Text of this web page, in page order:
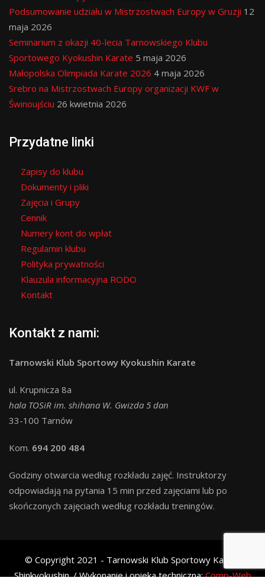
Podsumowanie udziału w Mistrzostwach Europy w Gruzji 12
maja 2026
Seminarium z okazji 40-lecia Tarnowskiego Klubu
Sportowego Kyokushin Karate 5 maja 2026
Małopolska Olimpiada Karate 2026 4 maja 2026
Srebro na Mistrzostwach Europy organizacji KWF w
Świnoujściu 26 kwietnia 2026
Przydatne linki
Zapisy do klubu
Dokumenty i pliki
Zajęcia i Grupy
Cennik
Numery kont do wpłat
Regulamin klubu
Polityka prywatności
Klauzula informacyjna RODO
Kontakt
Kontakt z nami:
Tarnowski Klub Sportowy Kyokushin Karate
ul. Krupnicza 8a
hala TOSiR im. shihana W. Gwizda 5 dan
33-100 Tarnów
Kom. 694 200 484
Godziny otwarcia według rozkładu zajęć. Instruktorzy
odpowiadają na pytania 15 min przed zajęciami lub po
skończonych zajęciach według rozkładu treningów.
© Copyright 2021 - Tarnowski Klub Sportowy Karate
Shinkyokushin. / Wykonanie i opieka techniczna:Comp-Web